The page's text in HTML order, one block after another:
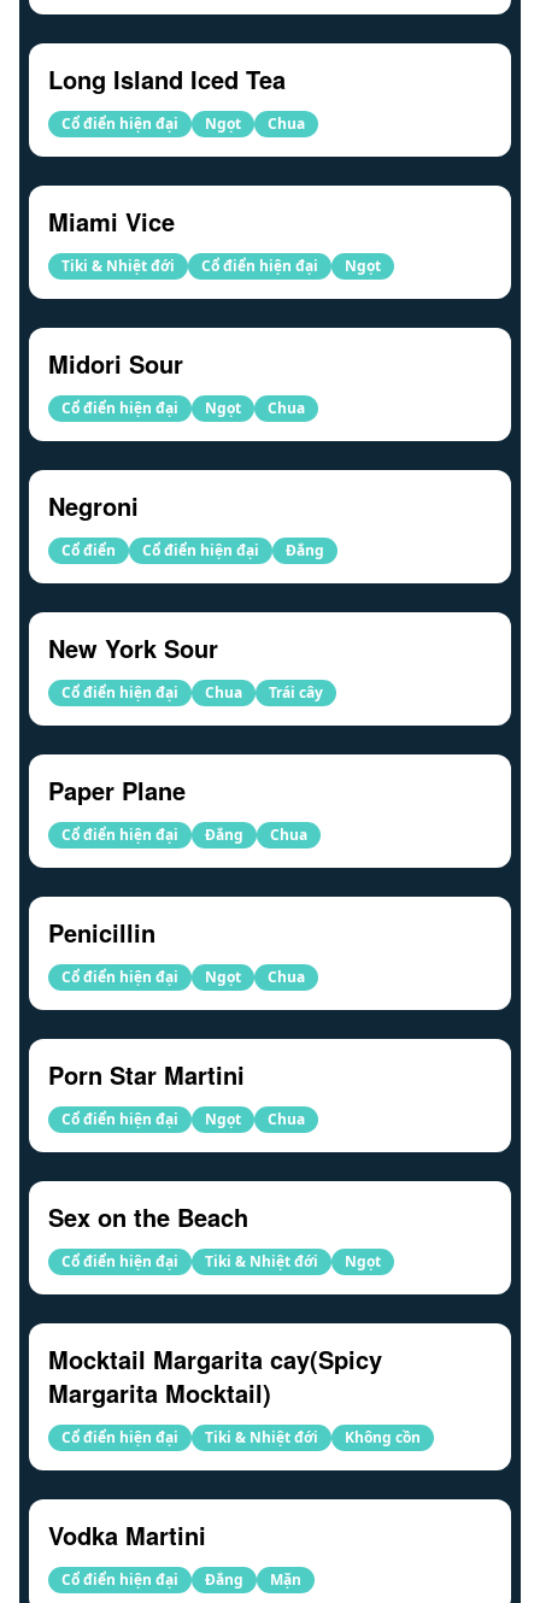
Long Island Iced Tea
Cổ điển hiện đại Ngọt Chua
Miami Vice
Tiki & Nhiệt đới Cổ điển hiện đại Ngọt
Midori Sour
Cổ điển hiện đại Ngọt Chua
Negroni
Cổ điển Cổ điển hiện đại Đắng
New York Sour
Cổ điển hiện đại Chua Trái cây
Paper Plane
Cổ điển hiện đại Đắng Chua
Penicillin
Cổ điển hiện đại Ngọt Chua
Porn Star Martini
Cổ điển hiện đại Ngọt Chua
Sex on the Beach
Cổ điển hiện đại Tiki & Nhiệt đới Ngọt
Mocktail Margarita cay(Spicy
Margarita Mocktail)
Cổ điển hiện đại Tiki & Nhiệt đới Không cồn
Vodka Martini
Cổ điển hiện đại Đắng Mặn